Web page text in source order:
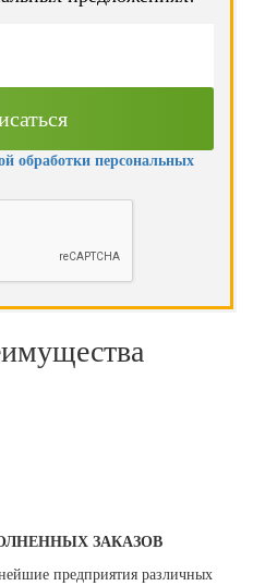
обработки персональных
ЗАКАЗОВ
предприятия различных